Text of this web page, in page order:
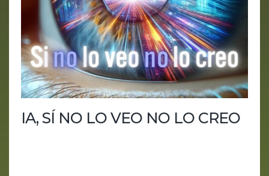
IA, SÍ NO LO VEO NO LO CREO